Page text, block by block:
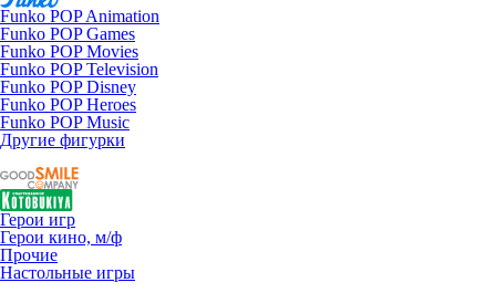
Funko POP Animation
Funko POP Games
Funko POP Movies
Funko POP Television
Funko POP Disney
Funko POP Heroes
Funko POP Music
Другие фигурки
Герои игр
Герои кино, м/ф
Прочие
Настольные игры